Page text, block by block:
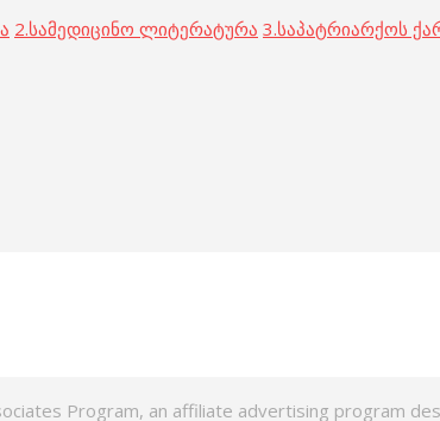
2.სამედიცინო ლიტერატურა 3.საპატრიარქოს
Program, an affiliate advertising program